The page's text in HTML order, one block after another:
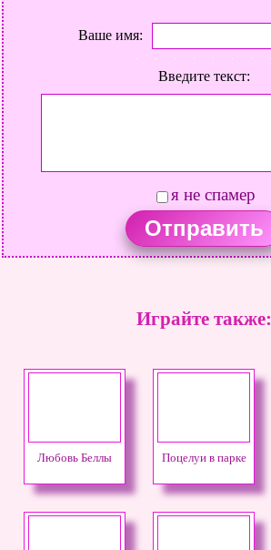
Ваше имя:
Введите текст:
я не спамер
Играйте также:
Любовь Беллы Поцелуи в парке